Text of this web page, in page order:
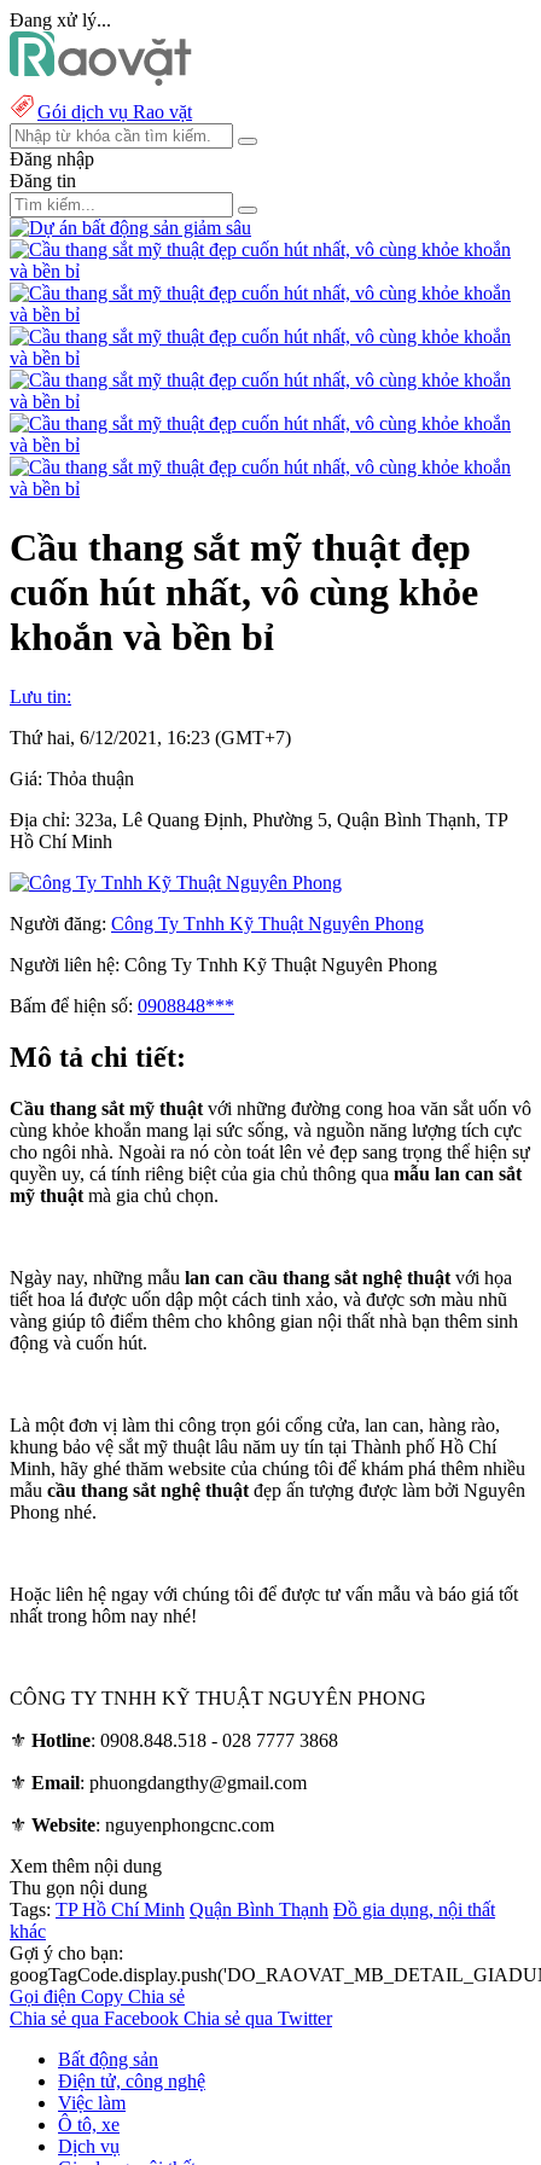
Đang xử lý...
Gói dịch vụ Rao vặt
Đăng nhập
Đăng tin
Cầu thang sắt mỹ thuật đẹp
cuốn hút nhất, vô cùng khỏe
khoắn và bền bỉ
Lưu tin:
Thứ hai, 6/12/2021, 16:23 (GMT+7)
Giá: Thỏa thuận
Địa chỉ: 323a, Lê Quang Định, Phường 5, Quận Bình Thạnh, TP
Hồ Chí Minh
Người đăng: Công Ty Tnhh Kỹ Thuật Nguyên Phong
Người liên hệ: Công Ty Tnhh Kỹ Thuật Nguyên Phong
Bấm để hiện số: 0908848***
Mô tả chi tiết:
Cầu thang sắt mỹ thuật với những đường cong hoa văn sắt uốn vô
cùng khỏe khoắn mang lại sức sống, và nguồn năng lượng tích cực
cho ngôi nhà. Ngoài ra nó còn toát lên vẻ đẹp sang trọng thể hiện sự
quyền uy, cá tính riêng biệt của gia chủ thông qua mẫu lan can sắt
mỹ thuật mà gia chủ chọn.
Ngày nay, những mẫu lan can cầu thang sắt nghệ thuật với họa
tiết hoa lá được uốn dập một cách tinh xảo, và được sơn màu nhũ
vàng giúp tô điểm thêm cho không gian nội thất nhà bạn thêm sinh
động và cuốn hút.
Là một đơn vị làm thi công trọn gói cổng cửa, lan can, hàng rào,
khung bảo vệ sắt mỹ thuật lâu năm uy tín tại Thành phố Hồ Chí
Minh, hãy ghé thăm website của chúng tôi để khám phá thêm nhiều
mẫu cầu thang sắt nghệ thuật đẹp ấn tượng được làm bởi Nguyên
Phong nhé.
Hoặc liên hệ ngay với chúng tôi để được tư vấn mẫu và báo giá tốt
nhất trong hôm nay nhé!
CÔNG TY TNHH KỸ THUẬT NGUYÊN PHONG
⚜ Hotline: 0908.848.518 - 028 7777 3868
⚜ Email: phuongdangthy@gmail.com
⚜ Website: nguyenphongcnc.com
Xem thêm nội dung
Thu gọn nội dung
Tags: TP Hồ Chí Minh Quận Bình Thạnh Đồ gia dụng, nội thất
khác
Gợi ý cho bạn:
Gọi điện Copy Chia sẻ
Chia sẻ qua Facebook Chia sẻ qua Twitter
Bất động sản
Điện tử, công nghệ
Việc làm
Ô tô, xe
Dịch vụ